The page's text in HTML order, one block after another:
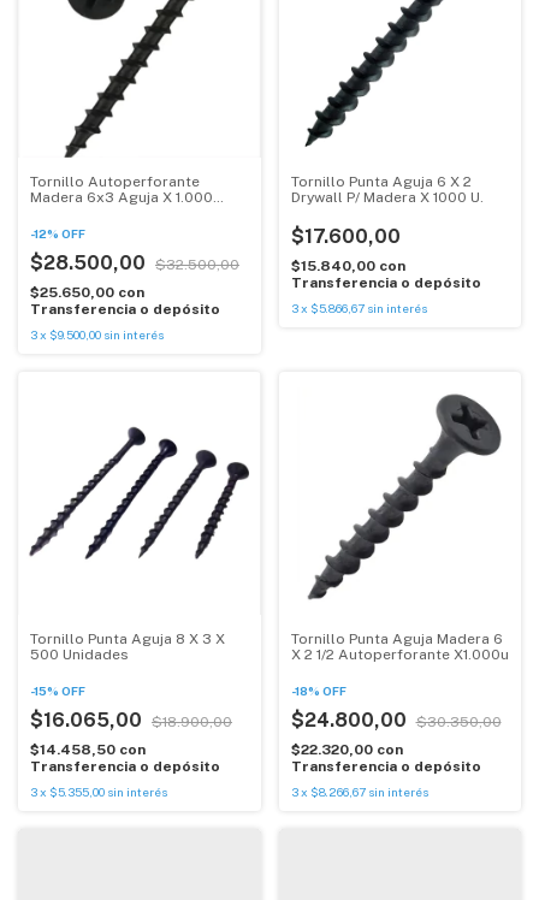
Tornillo Autoperforante
Madera 6x3 Aguja X 1.000
-12% OFF
$28.500,00
$32.500,00
$25.650,00 con
Transferencia o depósito
3x $9.500,00 sin interés
Tornillo Punta Aguja 6 X 2
Drywall P/ Madera X 1000 U.
$17.600,00
$15.840,00 con
Transferencia o depósito
3 x $5.866,67 sin interés
Tornillo Punta Aguja 8 X 3 X
500 Unidades
-15% OFF
$16.065,00
$18.900,00
$14.458,50 con
Transferencia o depósito
3x $5.355,00 sin interés
Tornillo Punta Aguja Madera 6
X 2 1/2 Autoperforante X1.000u
-18% OFF
$24.800,00
$30.350,00
$22.320,00 con
Transferencia o depósito
3 x $8.266,67 sin interés